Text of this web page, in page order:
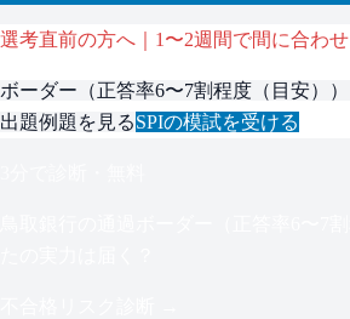
選考直前の方へ｜1〜2週間で間に合わせ
ボーダー（正答率6〜7割程度（目安）
出題例題を見るSPIの模試を受ける